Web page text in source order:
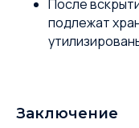
После
подлежат
Заключение